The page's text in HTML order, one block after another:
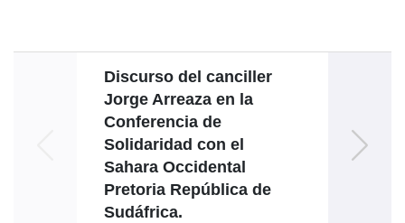
Discurso del canciller
Jorge Arreaza en la
Conferencia de
Solidaridad con el
Sahara Occidental
Pretoria República de
Sudáfrica.